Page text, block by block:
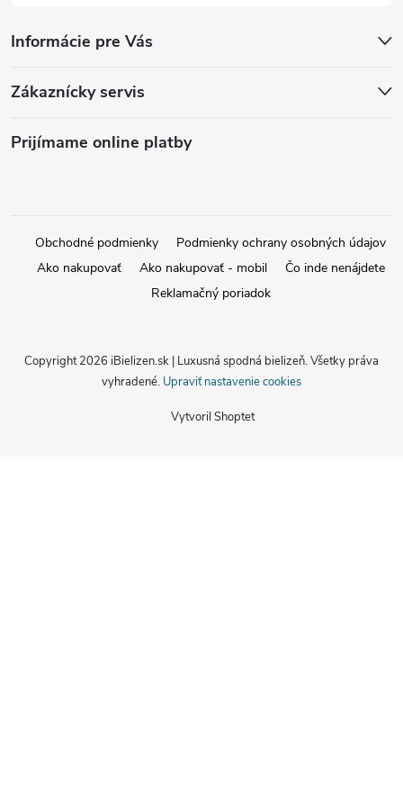
Informácie pre Vás
Zákaznícky servis
Prijímame online platby
Obchodné podmienky
Podmienky ochrany osobných údajov
Ako nakupovať
Ako nakupovať - mobil
Čo inde nenájdete
Reklamačný poriadok
Vytvoril Shoptet
Copyright 2026 iBielizen.sk | Luxusná spodná bielizeň. Všetky práva
vyhradené. Upraviť nastavenie cookies